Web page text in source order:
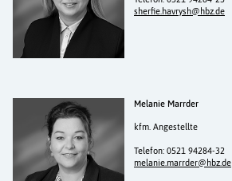
sherfie.havrysh@hbz.de
Melanie Marrder
kfm. Angestellte
Telefon: 0521 94284-32
melanie.marrder@hbz.de